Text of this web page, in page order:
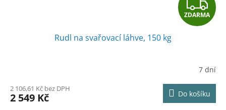
D
R
M
ZDARMA
Rudl na svařovací láhve, 150 kg
7 dní
2 106,61 Kč bez DPH
2 549 Kč Do košíku